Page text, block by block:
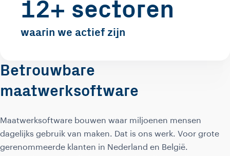
12+ sectoren
waarin we actief zijn
Betrouwbare
maatwerksoftware
Maatwerksoftware bouwen waar miljoenen mensen
dagelijks gebruik van maken. Dat is ons werk. Voor grote
gerenommeerde klanten in Nederland en België.